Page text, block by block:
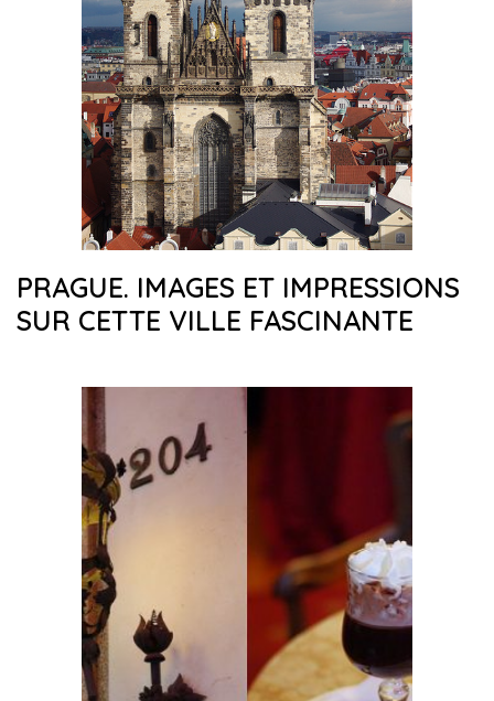
PRAGUE. IMAGES ET IMPRESSIONS
SUR CETTE VILLE FASCINANTE